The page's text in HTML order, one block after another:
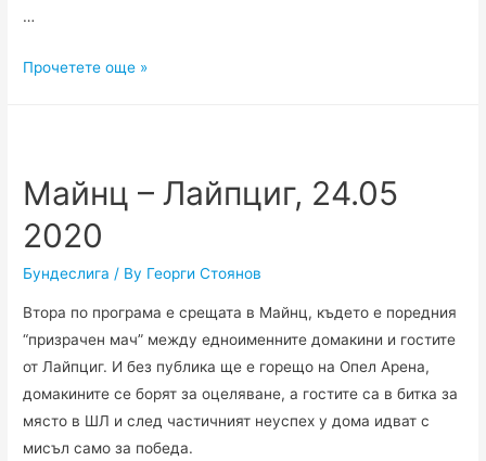
…
Шалке
Прочетете още »
Майнц – Лайпциг, 24.05
2020
Бундеслига / By Георги Стоянов
Втора по програма е срещата в Майнц, където е поредния
“призрачен мач” между едноименните домакини и гостите
от Лайпциг. И без публика ще е горещо на Опел Арена,
домакините се борят за оцеляване, а гостите са в битка за
място в ШЛ и след частичният неуспех у дома идват с
мисъл само за победа.